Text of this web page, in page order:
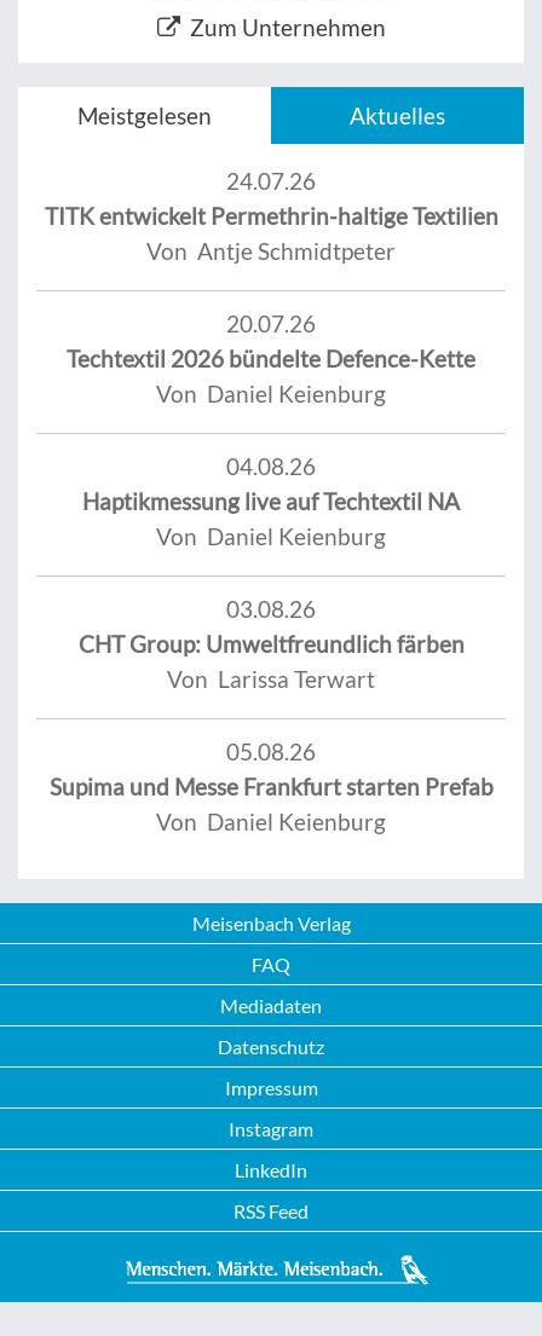
Zum Unternehmen
Meistgelesen Aktuelles
24.07.26
TITK entwickelt Permethrin-haltige Textilien
Von Antje Schmidtpeter
20.07.26
Techtextil 2026 bündelte Defence-Kette
Von Daniel Keienburg
04.08.26
Haptikmessung live auf Techtextil NA
Von Daniel Keienburg
03.08.26
CHT Group: Umweltfreundlich färben
Von Larissa Terwart
05.08.26
Supima und Messe Frankfurt starten Prefab
Von Daniel Keienburg
Meisenbach Verlag
FAQ
Mediadaten
Datenschutz
Impressum
Instagram
LinkedIn
RSS Feed